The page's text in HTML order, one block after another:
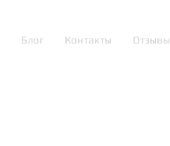
Блог Контакты Отзывы